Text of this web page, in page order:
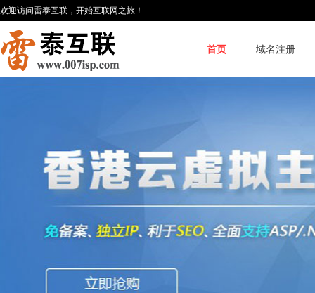
欢迎访问雷泰互联，开始互联网之旅！
首页 域名注册